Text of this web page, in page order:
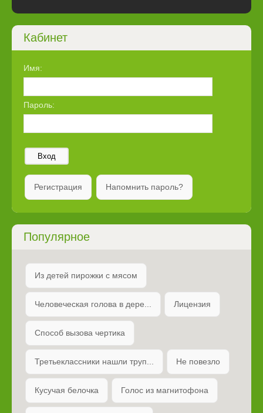
Кабинет
Имя:
Пароль:
Вход
Регистрация Напомнить пароль?
Популярное
Из детей пирожки с мясом
Человеческая голова в дере... Лицензия
Способ вызова чертика
Третьеклассники нашли труп... Не повезло
Кусучая белочка Голос из магнитофона